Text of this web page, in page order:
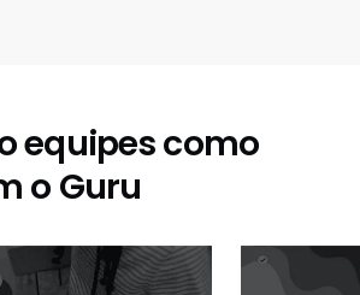
equipes como
o Guru